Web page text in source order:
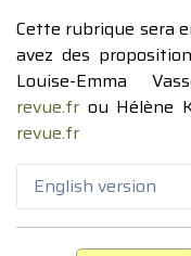
Cette rubrique sera
avez des
Louise-Emma
revue.fr ou Hélène
revue.fr
English version